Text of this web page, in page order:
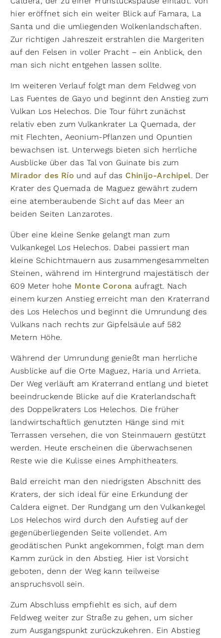
hier eröffnet sich ein weiter Blick auf Famara, La
Santa und die umliegenden Wolkenlandschaften.
Zur richtigen Jahreszeit erstrahlen die Margeriten
auf den Felsen in voller Pracht – ein Anblick, den
man sich nicht entgehen lassen sollte.
Im weiteren Verlauf folgt man dem Feldweg von
Las Fuentes de Gayo und beginnt den Anstieg zum
Vulkan Los Helechos. Die Tour führt zunächst
relativ eben zum Vulkankrater La Quemada, der
mit Flechten, Aeonium-Pflanzen und Opuntien
bewachsen ist. Unterwegs bieten sich herrliche
Ausblicke über das Tal von Guinate bis zum
Mirador des Río und auf das Chinijo-Archipel. Der
Krater des Quemada de Maguez gewährt zudem
eine atemberaubende Sicht auf das Meer an
beiden Seiten Lanzarotes.
Über eine kleine Senke gelangt man zum
Vulkankegel Los Helechos. Dabei passiert man
kleine Schichtmauern aus zusammengesammelten
Steinen, während im Hintergrund majestätisch der
609 Meter hohe Monte Corona aufragt. Nach
einem kurzen Anstieg erreicht man den Kraterrand
des Los Helechos und beginnt die Umrundung des
Vulkans nach rechts zur Gipfelsäule auf 582
Metern Höhe.
Während der Umrundung genießt man herrliche
Ausblicke auf die Orte Maguez, Haria und Arrieta.
Der Weg verläuft am Kraterrand entlang und bietet
beeindruckende Blicke auf die Kraterlandschaft
des Doppelkraters Los Helechos. Die früher
landwirtschaftlich genutzten Hänge sind mit
Terrassen versehen, die von Steinmauern gestützt
werden. Heute erscheinen die überwachsenen
Reste wie die Kulisse eines Amphitheaters.
Bald erreicht man den niedrigsten Abschnitt des
Kraters, der sich ideal für eine Erkundung der
Caldera eignet. Der Rundgang um den Vulkankegel
Los Helechos wird durch den Aufstieg auf der
gegenüberliegenden Seite vollendet. Am
geodätischen Punkt angekommen, folgt man dem
Kamm zurück in den Abstieg. Hier ist Vorsicht
geboten, denn der Weg kann teilweise
anspruchsvoll sein.
Zum Abschluss empfiehlt es sich, auf dem
Feldweg weiter zur Straße zu gehen, um sicher
zum Ausgangspunkt zurückzukehren. Ein Abstieg